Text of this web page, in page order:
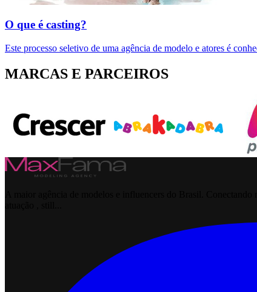
O que é casting?
Este processo seletivo de uma agência de modelo e atores é
MARCAS E PARCEIROS